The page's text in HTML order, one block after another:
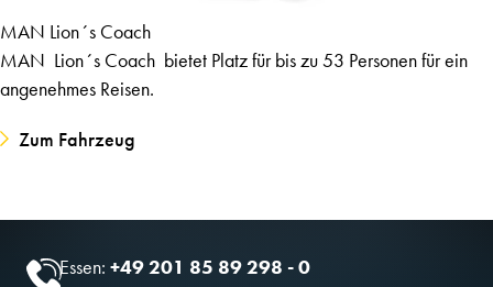
MAN Lion´s Coach
MAN Lion´s Coach bietet Platz für bis zu 53 Personen für ein
angenehmes Reisen.
Zum Fahrzeug
Essen:+49 201 85 89 298 - 0